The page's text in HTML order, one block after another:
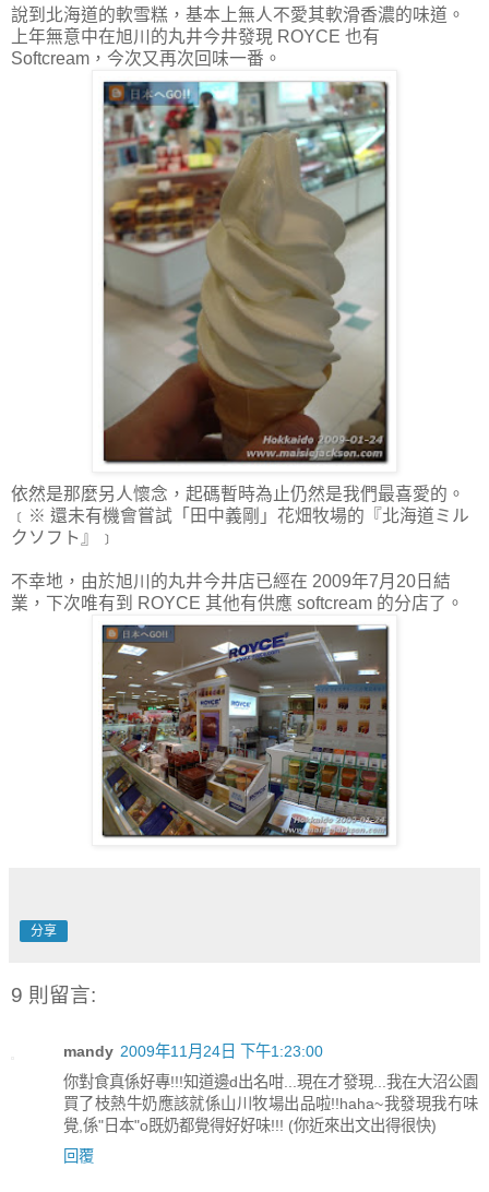
說到北海道的軟雪糕，基本上無人不愛其軟滑香濃的味道。
上年無意中在旭川的丸井今井發現 ROYCE 也有
Softcream，今次又再次回味一番。
依然是那麼另人懷念，起碼暫時為止仍然是我們最喜愛的。
﹝※ 還未有機會嘗試「田中義剛」花畑牧場的『北海道ミル
クソフト』﹞
不幸地，由於旭川的丸井今井店已經在 2009年7月20日結
業，下次唯有到 ROYCE 其他有供應 softcream 的分店了。
分享
9 則留言:
mandy 2009年11月24日 下午1:23:00
你對食真係好專!!!知道邊d出名咁...現在才發現...我在大沼公園
買了枝熱牛奶應該就係山川牧場出品啦!!haha~我發現我冇味
覺,係"日本"o既奶都覺得好好味!!! (你近來出文出得很快)
回覆